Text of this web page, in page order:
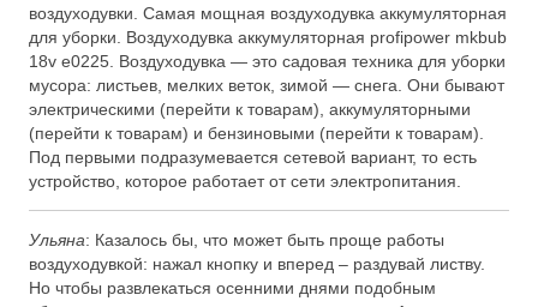
воздуходувки. Самая мощная воздуходувка аккумуляторная
для уборки. Воздуходувка аккумуляторная profipower mkbub
18v e0225. Воздуходувка — это садовая техника для уборки
мусора: листьев, мелких веток, зимой — снега. Они бывают
электрическими (перейти к товарам), аккумуляторными
(перейти к товарам) и бензиновыми (перейти к товарам).
Под первыми подразумевается сетевой вариант, то есть
устройство, которое работает от сети электропитания.
Ульяна: Казалось бы, что может быть проще работы
воздуходувкой: нажал кнопку и вперед – раздувай листву.
Но чтобы развлекаться осенними днями подобным